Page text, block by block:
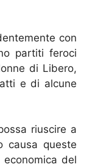
con
partiti feroci
di Libero,
e di alcune
riuscire a
causa queste
del